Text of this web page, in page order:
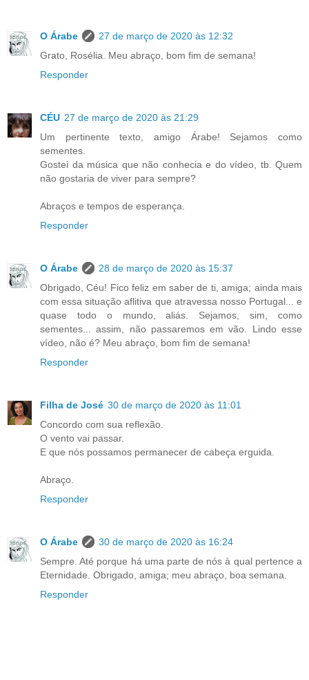
O Árabe
27 de março de 2020 às 12:32
Grato, Rosélia. Meu abraço, bom fim de semana!
Responder
CÉU 27 de março de 2020 às 21:29
Um pertinente texto, amigo Árabe! Sejamos como
sementes.
Gostei da música que não conhecia e do vídeo, tb. Quem
não gostaria de viver para sempre?
Abraços e tempos de esperança.
Responder
O Árabe
28 de março de 2020 às 15:37
Obrigado, Céu! Fico feliz em saber de ti, amiga; ainda mais
com essa situação aflitiva que atravessa nosso Portugal... e
quase todo o mundo, aliás. Sejamos, sim, como
sementes... assim, não passaremos em vão. Lindo esse
vídeo, não é? Meu abraço, bom fim de semana!
Responder
Filha de José 30 de março de 2020 às 11:01
Concordo com sua reflexão.
O vento vai passar.
E que nós possamos permanecer de cabeça erguida.
Abraço.
Responder
O Árabe
30 de março de 2020 às 16:24
Sempre. Até porque há uma parte de nós à qual pertence a
Eternidade. Obrigado, amiga; meu abraço, boa semana.
Responder